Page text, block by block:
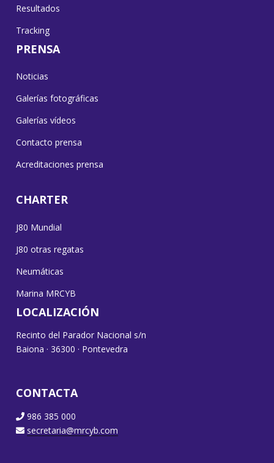
Resultados
Tracking
PRENSA
Noticias
Galerías fotográficas
Galerías vídeos
Contacto prensa
Acreditaciones prensa
CHARTER
J80 Mundial
J80 otras regatas
Neumáticas
Marina MRCYB
LOCALIZACIÓN
Recinto del Parador Nacional s/n
Baiona · 36300 · Pontevedra
CONTACTA
986 385 000
secretaria@mrcyb.com